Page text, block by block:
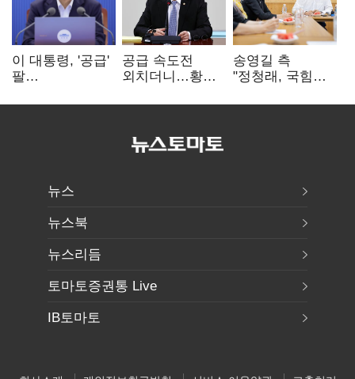
이 대통령, '공급'
팔
여 내부선
공급 속도전
외치더니…황희,
리모델링' 제안
송영길 측
"정청래, 국힘
민주당 대표로
뉴스
뉴스북
뉴스리듬
토마토증권통 Live
IB토마토